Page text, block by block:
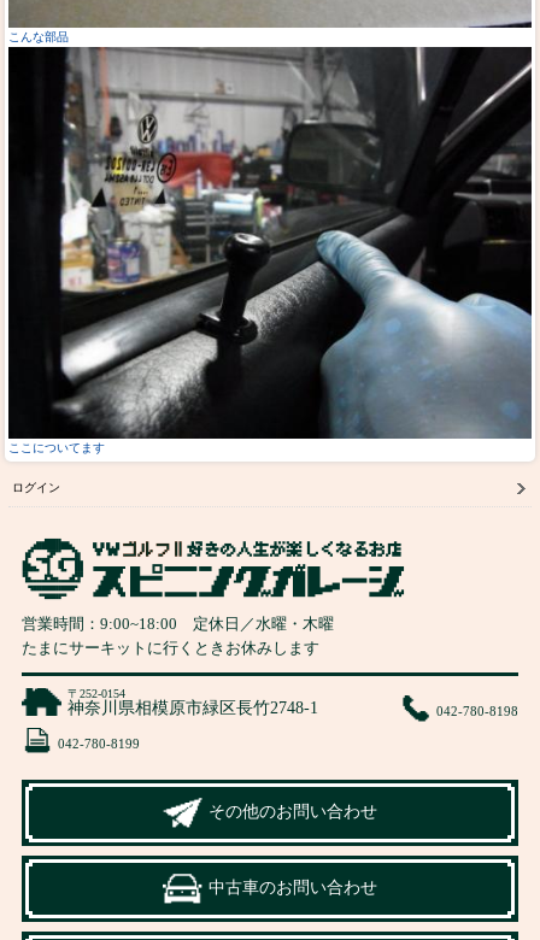
こんな部品
ここについてます
ログイン
営業時間： 9:00~18:00 定休日／水曜・木曜
たまにサーキットに行くときお休みします
〒252-0154
神奈川県相模原市緑区長竹2748-1 042-780-8198
042-780-8199
その他のお問い合わせ
中古車のお問い合わせ